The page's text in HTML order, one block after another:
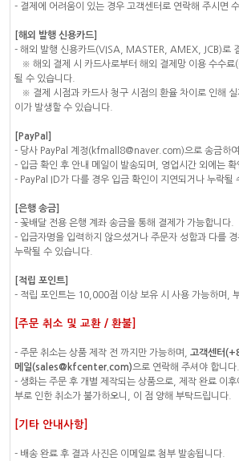
- 결제에 어려움이 있는 경우 고객센터로 연락해 주시면
[해외 발행 신용카드]
- 해외 발행 신용카드(VISA, MASTER, AMEX, JCB)로
※ 해외 결제 시 카드사로부터 해외 결제망 이용 수수
될 수 있습니다.
※ 결제 시점과 카드사 청구 시점의 환율 차이로 인해 실
이가 발생할 수 있습니다.
[PayPal]
- 당사 PayPal 계정(kfmall8@naver.com)으로 송금하여
- 입금 확인 후 안내 메일이 발송되며, 영업시간 외에는 확
- PayPal ID가 다를 경우 입금 확인이 지연되거나 누락될
[은행 송금]
- 꽃배달 전용 은행 계좌 송금을 통해 결제가 가능합니다.
- 입금자명을 입력하지 않으셨거나 주문자 성함과 다를
누락될 수 있습니다.
[적립 포인트]
- 적립 포인트는 10,000점 이상 보유 시 사용 가능하며,
[주문 취소 및 교환 / 환불]
- 주문 취소는 상품 제작 전 까지만 가능하며, 고객센터
메일(sales@kfcenter.com)으로 연락해 주셔야 합니다.
- 생화는 주문 후 개별 제작되는 상품으로, 제작 완료 이후
부로 인한 취소가 불가하오니, 이 점 양해 부탁드립니다.
[기타 안내사항]
- 배송 완료 후 결과 사진은 이메일로 첨부 발송됩니다.